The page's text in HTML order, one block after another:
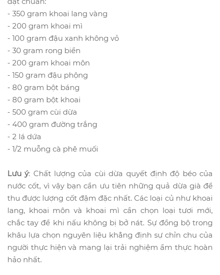
- 350 gram khoai lang vàng
- 200 gram khoai mì
- 100 gram đậu xanh không vỏ
- 30 gram rong biển
- 200 gram khoai môn
- 150 gram đậu phộng
- 80 gram bột báng
- 80 gram bột khoai
- 500 gram cùi dừa
- 400 gram đường trắng
- 2 lá dứa
- 1/2 muỗng cà phê muối
Lưu ý: Chất lượng của cùi dừa quyết định độ béo của
nước cốt, vì vậy bạn cần ưu tiên những quả dừa già để
thu được lượng cốt đậm đặc nhất. Các loại củ như khoai
lang, khoai môn và khoai mì cần chọn loại tươi mới,
chắc tay để khi nấu không bị bở nát. Sự đồng bộ trong
khâu lựa chọn nguyên liệu khẳng định sự chỉn chu của
người thực hiện và mang lại trải nghiệm ẩm thực hoàn
hảo nhất.